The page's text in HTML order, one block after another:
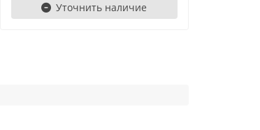
Уточнить наличие